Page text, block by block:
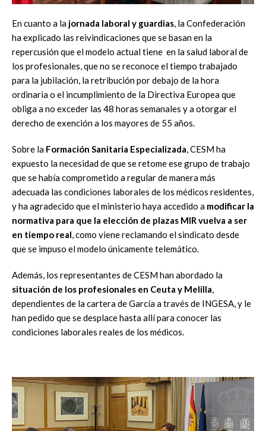
En cuanto a la jornada laboral y guardias, la Confederación
ha explicado las reivindicaciones que se basan en la
repercusión que el modelo actual tiene en la salud laboral de
los profesionales, que no se reconoce el tiempo trabajado
para la jubilación, la retribución por debajo de la hora
ordinaria o el incumplimiento de la Directiva Europea que
obliga a no exceder las 48 horas semanales y a otorgar el
derecho de exención a los mayores de 55 años.
Sobre la Formación Sanitaria Especializada, CESM ha
expuesto la necesidad de que se retome ese grupo de trabajo
que se había comprometido a regular de manera más
adecuada las condiciones laborales de los médicos residentes,
y ha agradecido que el ministerio haya accedido a modificar la
normativa para que la elección de plazas MIR vuelva a ser
en tiempo real, como viene reclamando el sindicato desde
que se impuso el modelo únicamente telemático.
Además, los representantes de CESM han abordado la
situación de los profesionales en Ceuta y Melilla,
dependientes de la cartera de García a través de INGESA, y le
han pedido que se desplace hasta allí para conocer las
condiciones laborales reales de los médicos.